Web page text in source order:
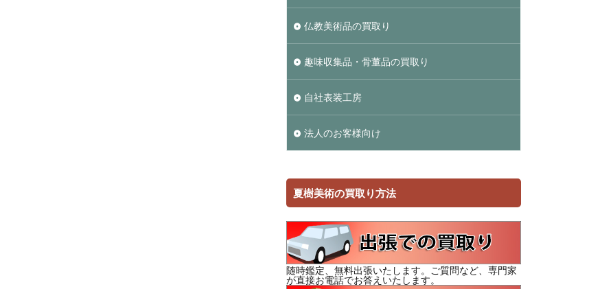
仏教美術品の買取り
趣味収集品・骨董品の買取り
自社表装工房
法人のお客様向け
夏樹美術の買取り方法
随時鑑定、無料出張いたします。ご質問など、専門家
が直接お電話でお答えいたします。